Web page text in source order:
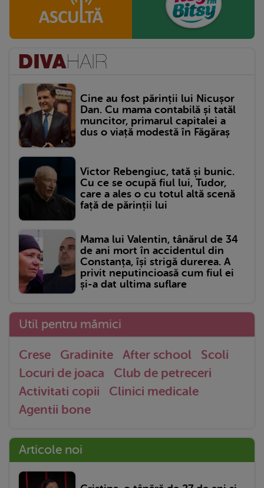
Cine au fost părinții lui Nicușor
Dan. Cu mama contabilă și tatăl
muncitor, primarul capitalei a
dus o viață modestă în Făgăraș
Victor Rebengiuc, tată și bunic.
Cu ce se ocupă fiul lui, Tudor,
care a ales o cu totul altă scenă
față de părinții lui
Mama lui Valentin, tânărul de 34
de ani mort în accidentul din
Constanța, își strigă durerea. A
privit neputincioasă cum fiul ei
și-a dat ultima suflare
Util pentru mămici
Crese Gradinite After school
Scoli
Locuri de joaca
Club de petreceri
Activitati copii
Clinici medicale
Agentii bone
Articole noi